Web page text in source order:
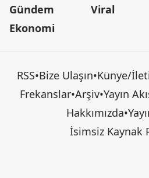
Gündem
Ekonomi
Viral
RSS•Bize Ulaşın•Künye/
Frekanslar•Arşiv•Yayın
Hakkımızda•
İsimsiz Kaynak